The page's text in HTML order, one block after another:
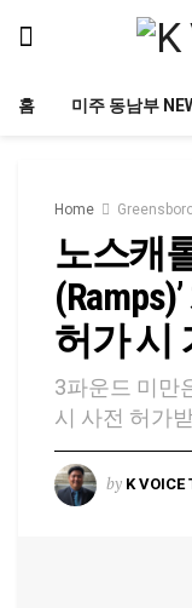
홈 미주 동남부
Home
노스캐
허가 시
3파운드 미만
시 사전 허가
by K VOICE